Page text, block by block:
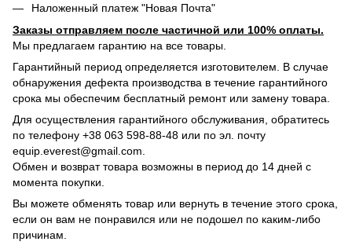
Наложенный платеж "Новая Почта"
Заказы отправляем после частичной или 100% оплаты.
Мы предлагаем гарантию на все товары.
Гарантийный период определяется изготовителем. В случае
обнаружения дефекта производства в течение гарантийного
срока мы обеспечим бесплатный ремонт или замену товара.
Для осуществления гарантийного обслуживания, обратитесь
по телефону +38 063 598-88-48 или по эл. почту
equip.everest@gmail.com.
Обмен и возврат товара возможны в период до 14 дней с
момента покупки.
Вы можете обменять товар или вернуть в течение этого срока,
если он вам не понравился или не подошел по каким-либо
причинам.